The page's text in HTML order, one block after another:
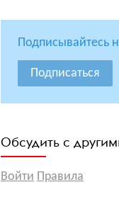
Подписывайтесь
Подписаться
Обсудить с
Войти Правила